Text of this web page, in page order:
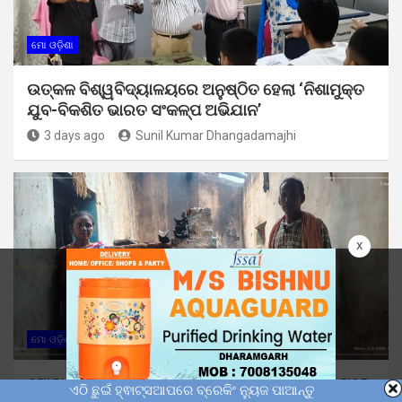
x
ମୋ ଓଡ଼ିଶା
ଉତ୍କଳ ବିଶ୍ୱବିଦ୍ୟାଳୟରେ ଅନୁଷ୍ଠିତ ହେଲା ‘ନିଶାମୁକ୍ତ
ଯୁବ-ବିକଶିତ ଭାରତ ସଂକଳ୍ପ ଅଭିଯାନ’
3 days ago Sunil Kumar Dhangadamajhi
ମୋ ଓଡ଼ିଶା
ମୋବାଇଲ ବିସ୍ଫୋରଣରେ ଘରେ ଅଗ୍ନିକାଣ୍ଡ, ଅଳ୍ପକେ
ଏଠି ଛୁଇଁ ହ୍ଵାଟ୍ସଆପରେ ବ୍ରେକିଂ ନ୍ୟୁଜ ପାଆନ୍ତୁ